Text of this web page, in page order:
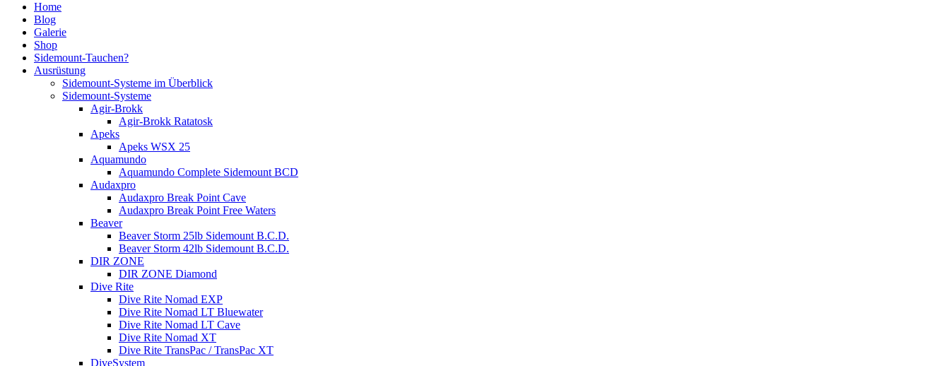
Home
Blog
Galerie
Shop
Sidemount-Tauchen?
Ausrüstung
Sidemount-Systeme im Überblick
Sidemount-Systeme
Agir-Brokk
Agir-Brokk Ratatosk
Apeks
Apeks WSX 25
Aquamundo
Aquamundo Complete Sidemount BCD
Audaxpro
Audaxpro Break Point Cave
Audaxpro Break Point Free Waters
Beaver
Beaver Storm 25lb Sidemount B.C.D.
Beaver Storm 42lb Sidemount B.C.D.
DIR ZONE
DIR ZONE Diamond
Dive Rite
Dive Rite Nomad EXP
Dive Rite Nomad LT Bluewater
Dive Rite Nomad LT Cave
Dive Rite Nomad XT
Dive Rite TransPac / TransPac XT
DiveSystem